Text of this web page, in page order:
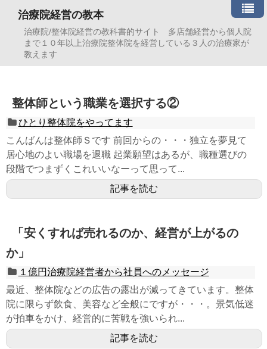
治療院経営の教本
治療院/整体院経営の教科書的サイト 多店舗経営から個人院
まで１０年以上治療院整体院を経営している３人の治療家が
教えます
整体師という職業を選択する②
ひとり整体院をやってます
こんばんは整体師Ｓです 前回からの・・・独立を夢見て
居心地のよい職場を退職 起業願望はあるが、職種選びの
段階でつまずくこれいいなーって思って...
記事を読む
「安くすれば売れるのか、経営が上がるの
か」
１億円治療院経営者から社員へのメッセージ
最近、整体院などの広告の露出が減ってきています。整体
院に限らず飲食、美容など全般にですが・・・。景気低迷
が拍車をかけ、経営的に苦戦を強いられ...
記事を読む